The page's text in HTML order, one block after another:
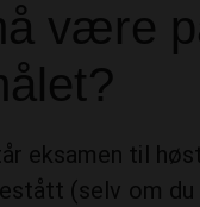
være
eksamen til
(selv om du